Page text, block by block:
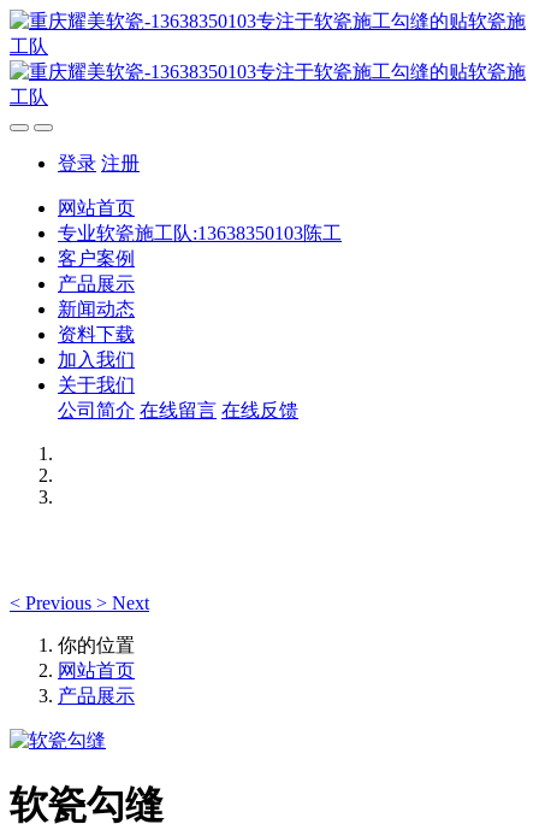
登录 注册
网站首页
专业软瓷施工队:13638350103陈工
客户案例
产品展示
新闻动态
资料下载
加入我们
关于我们
公司简介 在线留言 在线反馈
< Previous > Next
你的位置
网站首页
产品展示
软瓷勾缝